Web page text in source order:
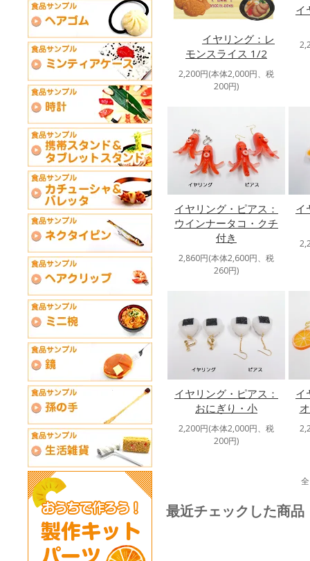
イヤリング：レ
モンスライス 1/2
2,200円(本体2,000円、税
200円)
イ
イヤリング・ピアス：
ウインナータコ・クチ
付き
2,860円(本体2,600円、税
260円)
イ
イヤリング・ピアス：
おにぎり・小
2,200円(本体2,000円、税
200円)
イ
最近チェックした商品